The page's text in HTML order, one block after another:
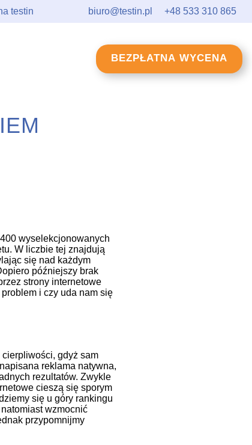
biuro@testin.pl +48 533 310 865
BEZPŁATNA WYCENA
wyselekcjonowanych
W liczbie tej znajdują
się nad każdym
późniejszy brak
strony internetowe
i czy uda nam się
gdyż sam
reklama natywna,
rezultatów. Zwykle
cieszą się sporym
się u góry rankingu
wzmocnić
przypomnijmy